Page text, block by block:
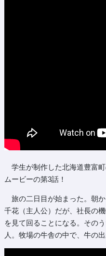
学生が制作した北海道豊富
ムービーの第3話！
旅の二日目が始まった。朝
千花（主人公）だが、社長の
を見て回ることになる。その
人。牧場の牛舎の中で、牛の出